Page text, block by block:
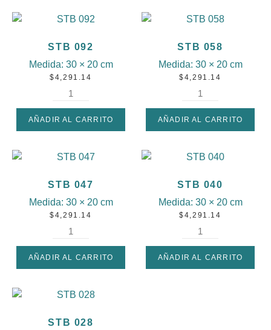
STB 092
Medida: 30 × 20 cm
$4,291.14
AÑADIR AL CARRITO
STB 058
Medida: 30 × 20 cm
$4,291.14
AÑADIR AL CARRITO
STB 047
Medida: 30 × 20 cm
$4,291.14
AÑADIR AL CARRITO
STB 040
Medida: 30 × 20 cm
$4,291.14
AÑADIR AL CARRITO
STB 028